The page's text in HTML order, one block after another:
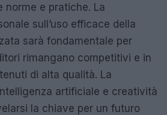
norme e pratiche. La
sull’uso efficace della
sarà fondamentale per
rimangano competitivi e in
di alta qualità. La
artificiale e creatività
la chiave per un futuro